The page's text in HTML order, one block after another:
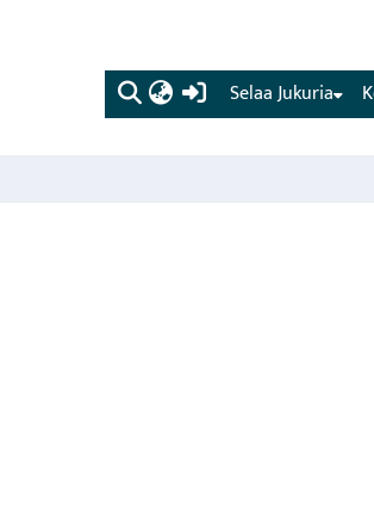
(current)
Selaa Jukuria